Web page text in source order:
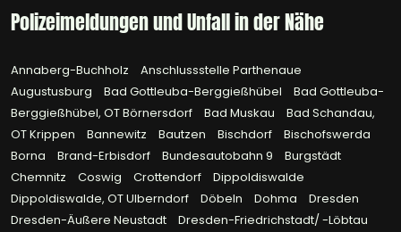
Polizeimeldungen und Unfall in der Nähe
Annaberg-Buchholz
Anschlussstelle Parthenaue
Augustusburg
Bad Gottleuba-Berggießhübel
Bad Gottleuba-
Berggießhübel, OT Börnersdorf
Bad Muskau
Bad Schandau,
OT Krippen
Bannewitz Bautzen Bischdorf
Bischofswerda
Borna
Brand-Erbisdorf Bundesautobahn 9
Burgstädt
Chemnitz
Coswig Crottendorf
Dippoldiswalde
Dippoldiswalde, OT Ulberndorf
Döbeln Dohma
Dresden
Dresden-Äußere Neustadt
Dresden-Friedrichstadt/ -Löbtau